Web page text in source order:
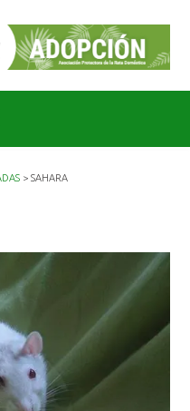
> SAHARA